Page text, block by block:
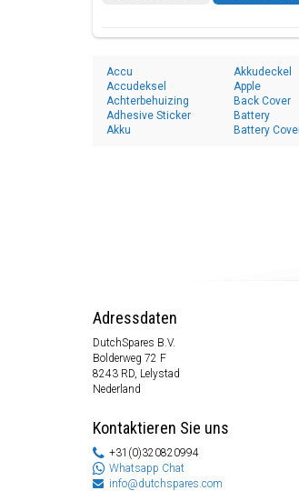
Accu
Accudeksel
Achterbehuizing
Adhesive Sticker
Akku
Akkudeckel
Apple
Back Cover
Battery
Battery
Adressdaten
DutchSpares B.V.
Bolderweg 72 F
8243 RD, Lelystad
Nederland
Kontaktieren Sie uns
+31(0)320820994
Whatsapp Chat
info@dutchspares.com